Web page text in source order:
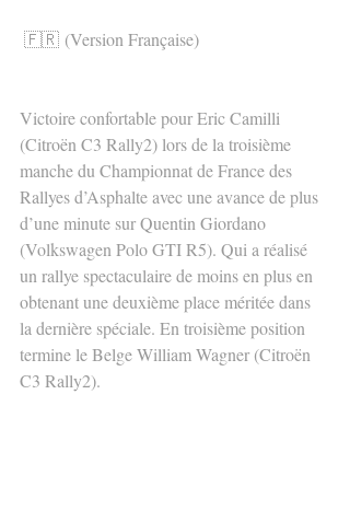
🇫🇷 (Version Française)
Victoire confortable pour Eric Camilli
(Citroën C3 Rally2) lors de la troisième
manche du Championnat de France des
Rallyes d’Asphalte avec une avance de plus
d’une minute sur Quentin Giordano
(Volkswagen Polo GTI R5). Qui a réalisé
un rallye spectaculaire de moins en plus en
obtenant une deuxième place méritée dans
la dernière spéciale. En troisième position
termine le Belge William Wagner (Citroën
C3 Rally2).